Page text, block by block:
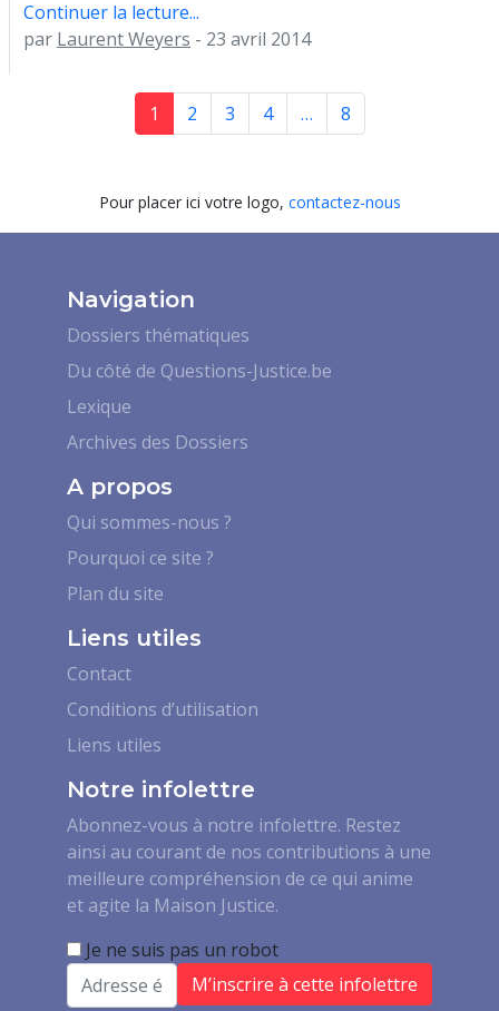
Continuer la lecture...
par Laurent Weyers - 23 avril 2014
1 2 3 4 … 8
Pour placer ici votre logo, contactez-nous
Navigation
Dossiers thématiques
Du côté de Questions-Justice.be
Lexique
Archives des Dossiers
A propos
Qui sommes-nous ?
Pourquoi ce site ?
Plan du site
Liens utiles
Contact
Conditions d’utilisation
Liens utiles
Notre infolettre
Abonnez-vous à notre infolettre. Restez
ainsi au courant de nos contributions à une
meilleure compréhension de ce qui anime
et agite la Maison Justice.
Je ne suis pas un robot
Email